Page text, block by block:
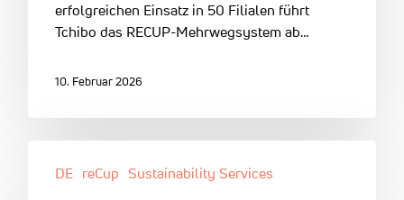
erfolgreichen Einsatz in 50 Filialen führt
Tchibo das RECUP-Mehrwegsystem ab…
10. Februar 2026
DE reCup Sustainability Services